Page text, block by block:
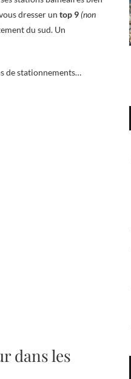
dresser un top 9(non
du sud. Un
de stationnements…
dans les